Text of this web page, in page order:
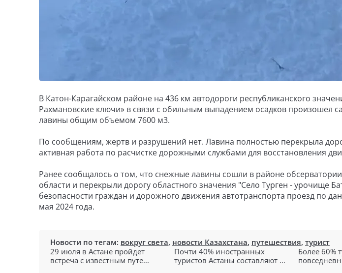
В Катон-Карагайском районе на 436 км автодороги республиканского
Рахмановские ключи» в связи с обильным выпадением осадков произошел
лавины общим объемом 7600 м3.
По сообщениям, жертв и разрушений нет. Лавина полностью перекрыла
активная работа по расчистке дорожными службами для восстановления
Ранее сообщалось о том, что снежные лавины сошли в районе
области и перекрыли дорогу областного значения "Село Турген - урочище
безопасности граждан и дорожного движения автотранспорта проезд по
мая 2024 года.
Новости по тегам: вокруг света, новости Казахстана, путешествия, турист
29 июля в Астане пройдет
встреча с известным путе...
Почти 40% иностранных
туристов Астаны составляют ...
Более 60%